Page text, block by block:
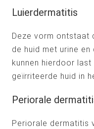
Luierdermatitis
Deze vorm ontstaat
de huid met urine en
kunnen hierdoor
geïrriteerde huid in
Periorale
Periorale dermatitis